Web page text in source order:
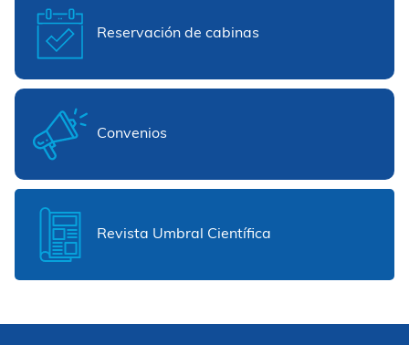
Reservación de cabinas
Convenios
Revista Umbral Científica